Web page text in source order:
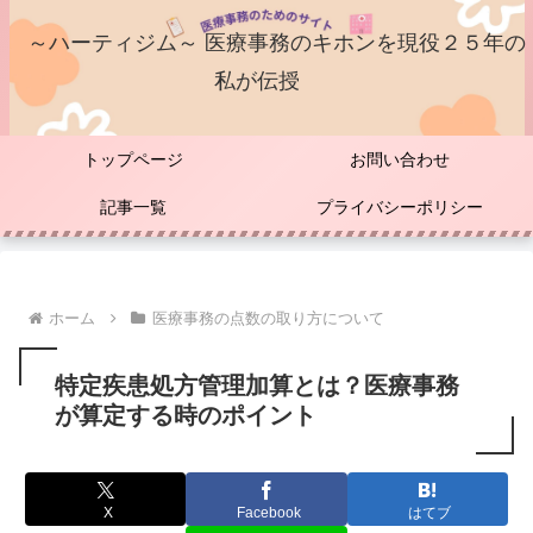
～ハーティジム～ 医療事務のキホンを現役２５年の
私が伝授
トップページ お問い合わせ
記事一覧 プライバシーポリシー
ホーム 医療事務の点数の取り方について
特定疾患処方管理加算とは？医療事務
が算定する時のポイント
X Facebook はてブ